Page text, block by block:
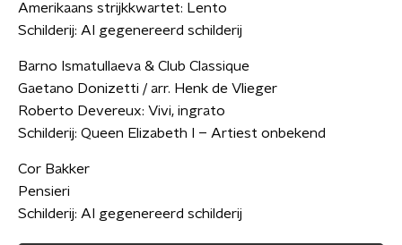
Amerikaans strijkkwartet: Lento
Schilderij: AI gegenereerd schilderij
Barno Ismatullaeva & Club Classique
Gaetano Donizetti / arr. Henk de Vlieger
Roberto Devereux: Vivi, ingrato
Schilderij: Queen Elizabeth I – Artiest onbekend
Cor Bakker
Pensieri
Schilderij: AI gegenereerd schilderij